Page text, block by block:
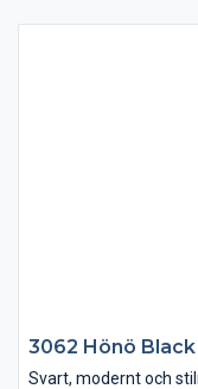
mm). Monteras
3062 Hönö
Svart, modernt och